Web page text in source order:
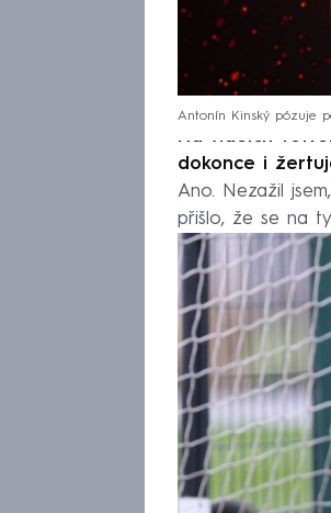
Antonín Kinský pózuje
Na videích
dokonce i
Ano. Nezažil
přišlo, že se na